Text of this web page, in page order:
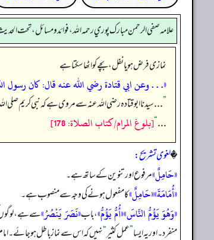
علامه صفي الرحمن مبارك پوري رحمه الله، فوائد و مسائل، تحت الحديث
نمازی فرض ہو یا نفل، بچے کو اٹھا سکتا ہے
«. . . وعن ابي قتادة رضي الله عنه قال: كان رسول
”. . . سیدنا ابوقتادہ رضی اللہ عنہ سے مروی ہے کہ نبی کریم
. . .
“[بلوغ المرام/كتاب الصلاة: 178]
�لغوی تشریح:
«حَامِلٌ»مرفوع اور تنوین کے ساتھ ہے۔
«أُمَامَةَ»«حَامِلٌ»کا مفعول ہونے کی وجہ سے منصوب ہے۔
«وَهُوَ يَؤُمُّ النَّاسَ»«أُمُّ يَؤُمُّ»، باب«نَصَرَ يَنْصُرُ»سے ہے، لوگوں
منفرد۔ اور یہ ایسا”عمل کثیر“نہیں کہ اس سے نماز باطل ہو جائے۔